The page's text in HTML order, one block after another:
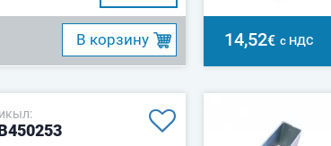
B корзину 14,52€ с НДС